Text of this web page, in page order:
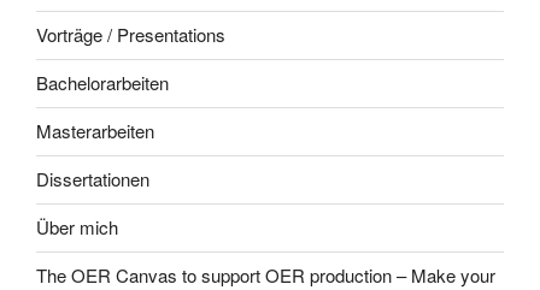
Vorträge / Presentations
Bachelorarbeiten
Masterarbeiten
Dissertationen
Über mich
The OER Canvas to support OER production – Make your